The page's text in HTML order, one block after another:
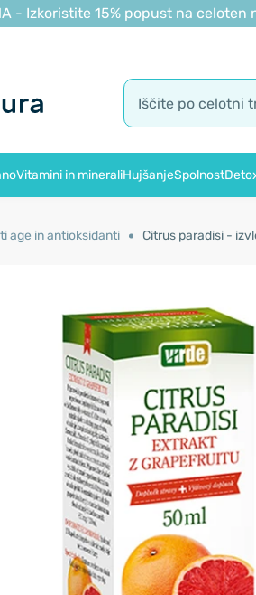
- Izkoristite 15% popust na celoten
Vitamini in mineraliHujšanjeSpolnost
age in antioksidanti Citrus paradisi -